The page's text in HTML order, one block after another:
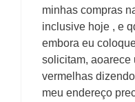
minhas compras
inclusive hoje , e
embora eu
solicitam, aoarece
vermelhas
meu endereço